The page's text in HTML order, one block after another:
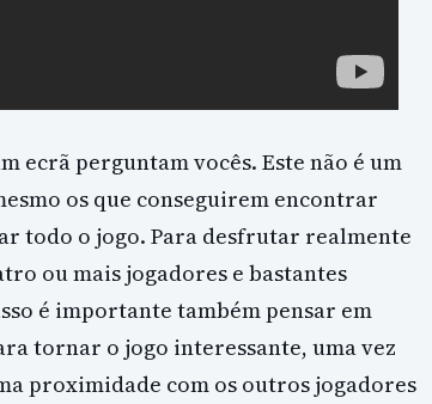
ecrã perguntam vocês. Este não é um
os que conseguirem encontrar
todo o jogo. Para desfrutar realmente
ou mais jogadores e bastantes
é importante também pensar em
tornar o jogo interessante, uma vez
proximidade com os outros jogadores